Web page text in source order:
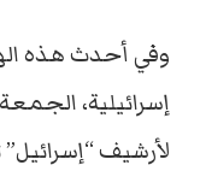
وفي أحدث هذه
إسرائيلية،